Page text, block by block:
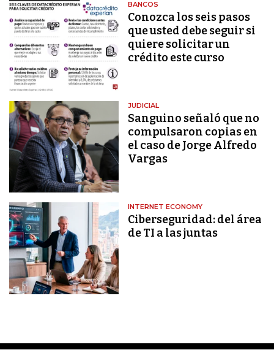
BANCOS
Conozca los seis pasos
que usted debe seguir si
quiere solicitar un
crédito este curso
JUDICIAL
Sanguino señaló que no
compulsaron copias en
el caso de Jorge Alfredo
Vargas
INTERNET ECONOMY
Ciberseguridad: del área
de TI a las juntas